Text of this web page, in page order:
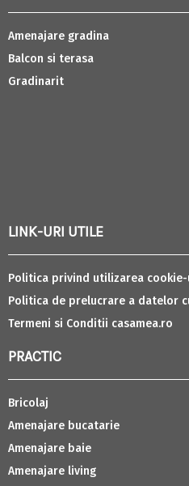
Amenajare gradina
Balcon si terasa
Gradinarit
LINK-URI UTILE
Politica privind utilizarea
Politica de prelucrare a datelor
Termeni si Conditii casamea.ro
PRACTIC
Bricolaj
Amenajare bucatarie
Amenajare baie
Amenajare living